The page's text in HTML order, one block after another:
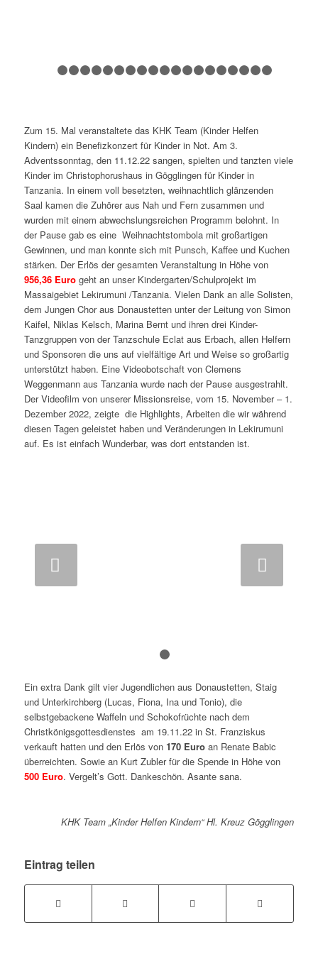
1 2 3 4 5 6 7 8 9 1011121314
Zum 15. Mal veranstaltete das KHK Team (Kinder Helfen
Kindern) ein Benefizkonzert für Kinder in Not. Am 3.
Adventssonntag, den 11.12.22 sangen, spielten und tanzten viele
Kinder im Christophorushaus in Gögglingen für Kinder in
Tanzania. In einem voll besetzten, weihnachtlich glänzenden
Saal kamen die Zuhörer aus Nah und Fern zusammen und
wurden mit einem abwechslungsreichen Programm belohnt. In
der Pause gab es eine Weihnachtstombola mit großartigen
Gewinnen, und man konnte sich mit Punsch, Kaffee und Kuchen
stärken. Der Erlös der gesamten Veranstaltung in Höhe von
956,36 Eurogeht an unser Kindergarten/Schulprojekt im
Massaigebiet Lekirumuni /Tanzania. Vielen Dank an alle Solisten,
dem Jungen Chor aus Donaustetten unter der Leitung von Simon
Kaifel, Niklas Kelsch, Marina Bernt und ihren drei Kinder-
Tanzgruppen von der Tanzschule Eclat aus Erbach, allen Helfern
und Sponsoren die uns auf vielfältige Art und Weise so großartig
unterstützt haben. Eine Videobotschaft von Clemens
Weggenmann aus Tanzania wurde nach der Pause ausgestrahlt.
Der Videofilm von unserer Missionsreise, vom 15. November – 1.
Dezember 2022, zeigte die Highlights, Arbeiten die wir während
diesen Tagen geleistet haben und Veränderungen in Lekirumuni
auf. Es ist einfach Wunderbar, was dort entstanden ist.
Ein extra Dank gilt vier Jugendlichen aus Donaustetten, Staig
und Unterkirchberg (Lucas, Fiona, Ina und Tonio), die
selbstgebackene Waffeln und Schokofrüchte nach dem
Christkönigsgottesdienstes am 19.11.22 in St. Franziskus
verkauft hatten und den Erlös von 170 Euroan Renate Babic
überreichten. Sowie an Kurt Zubler für die Spende in Höhe von
500 Euro. Vergelt’s Gott. Dankeschön. Asante sana.
KHK Team „Kinder Helfen Kindern“ Hl. Kreuz Gögglingen
Eintrag teilen